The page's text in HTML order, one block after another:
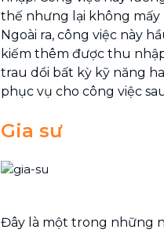
thế nhưng lại không mấy
Ngoài ra, công việc này
kiếm thêm được thu
trau dồi bất kỳ kỹ năng
phục vụ cho công việc
Gia sư
Đây là một trong những